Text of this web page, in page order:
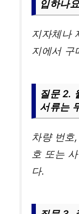
입하나
지자체나
지에서 구
질문 2.
서류는
차량 번호
호 또는
다.